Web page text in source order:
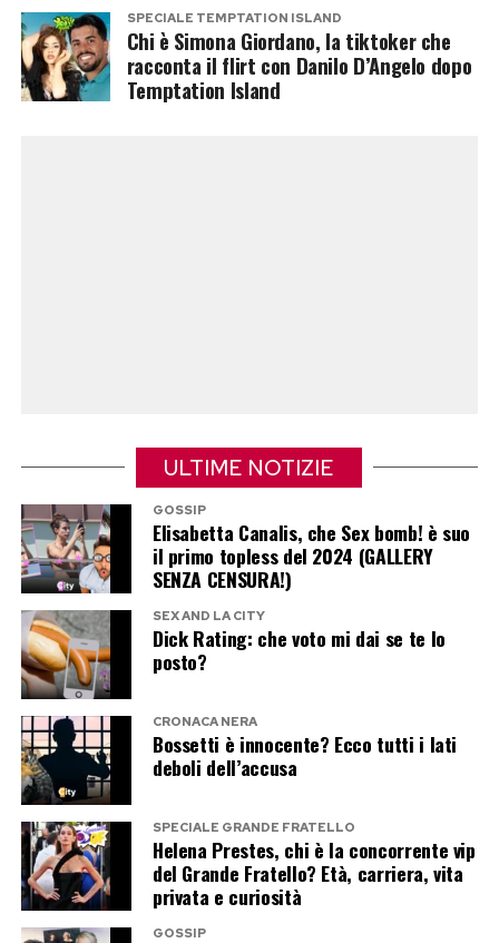
raccontare pubblicamente la propria versione
dei fatti.
È importante sottolineare che, allo stato
qualora Canale 5 decidesse di realizzare la
puntata speciale dedicata agli aggiornamenti
delle coppie dopo il programma.
Nelle ultime settimane diversi protagonisti del
reality hanno lasciato intendere di non poter
ancora parlare liberamente delle rispettive
situazioni sentimentali, alimentando le
indiscrezioni su un possibile appuntamento a
settembre.
Fino ad allora, il racconto di Simona Giordano
resta uno degli elementi che continuano ad
alimentare il gossip intorno a Danilo D’Angelo e
Francesca Coppola. Una storia ancora priva di
una versione condivisa da tutti i protagonisti e
SPECIALE TEMPTATION ISLAND
Chi è Simona Giordano, la tiktoker che
racconta il flirt con Danilo D’Angelo dopo
Temptation Island
ULTIME NOTIZIE
GOSSIP
Elisabetta Canalis, che Sex bomb! è suo
il primo topless del 2024 (GALLERY
SENZA CENSURA!)
SEX AND LA CITY
Dick Rating: che voto mi dai se te lo
posto?
CRONACA NERA
Bossetti è innocente? Ecco tutti i lati
deboli dell’accusa
SPECIALE GRANDE FRATELLO
Helena Prestes, chi è la concorrente vip
del Grande Fratello? Età, carriera, vita
privata e curiosità
GOSSIP